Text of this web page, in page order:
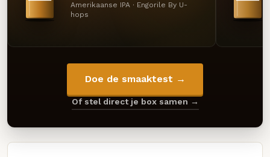
Amerikaanse IPA · Engorile By U-
hops
Doe de smaaktest →
Of stel direct je box samen →